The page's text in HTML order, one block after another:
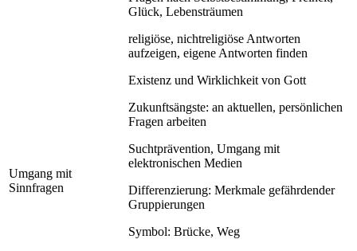
Umgang mit
Sinnfragen
Glück, Lebensträumen
religiöse, nichtreligiöse Antworten
aufzeigen, eigene Antworten finden
Existenz und Wirklichkeit von Gott
Zukunftsängste: an aktuellen, persönlichen
Fragen arbeiten
Suchtprävention, Umgang mit
elektronischen Medien
Differenzierung: Merkmale gefährdender
Gruppierungen
Symbol: Brücke, Weg